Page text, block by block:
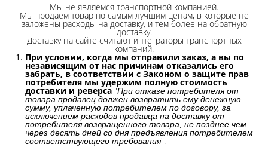
Мы не являемся транспортной компанией.
Мы продаем товар по самым лучшим ценам, в которые не
заложены расходы на доставку, и тем более на обратную
доставку.
Доставку на сайте считают интеграторы транспортных
компаний.
При условии, когда мы отправили заказ, а вы по
независящим от нас причинам отказались его
забрать, в соответствии с Законом о защите прав
потребителя мы удержим полную стоимость
доставки и реверса "При отказе потребителя от
товара продавец должен возвратить ему денежную
сумму, уплаченную потребителем по договору, за
исключением расходов продавца на доставку от
потребителя возвращенного товара, не позднее чем
через десять дней со дня предъявления потребителем
соответствующего требования".